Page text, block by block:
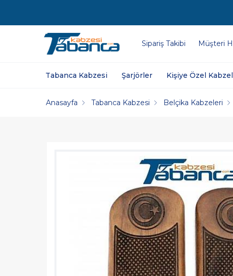
Sipariş Takibi Müşteri
Tabanca Kabzesi Şarjörler Kişiye Özel
Anasayfa Tabanca Kabzesi Belçika Kabzeleri